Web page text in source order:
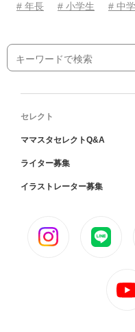
# 年長
# 小学生 # 中
セレクト
ママスタセレクトQ&A
ライター募集
イラストレーター募集